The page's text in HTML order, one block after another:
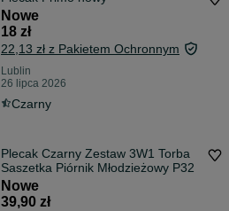
Nowe
18 zł
22,13 zł z Pakietem Ochronnym
Lublin
26 lipca 2026
Czarny
Plecak Czarny Zestaw 3W1 Torba
Saszetka Piórnik Młodzieżowy P32
Nowe
39,90 zł